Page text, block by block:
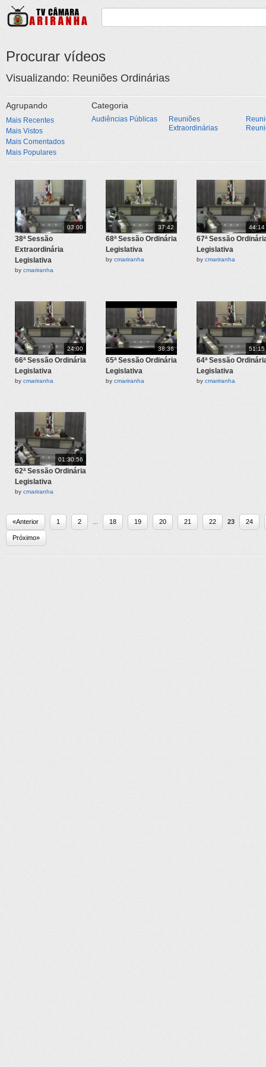
Procurar vídeos
Visualizando: Reuniões Ordinárias
Agrupando
Mais Recentes
Mais Vistos
Mais Comentados
Mais Populares
Categoria
Audiências Públicas
Reuniões
Extraordinárias
03:00
38ª Sessão
Extraordinária
Legislativa
by cmariranha
37:42
68ª Sessão Ordinária
Legislativa
by cmariranha
44:14
67ª Sessão
Legislativa
by cmariranha
24:00
66ª Sessão Ordinária
Legislativa
by cmariranha
38:36
65ª Sessão Ordinária
Legislativa
by cmariranha
51:15
64ª Sessão
Legislativa
by cmariranha
01:30:56
62ª Sessão Ordinária
Legislativa
by cmariranha
«Anterior 1 2 18 19 20 21 22 23 24
Próximo»